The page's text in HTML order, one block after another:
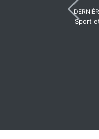
Sport